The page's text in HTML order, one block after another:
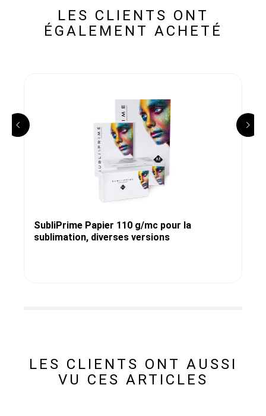
LES CLIENTS ONT
ÉGALEMENT ACHETÉ
SubliPrime Papier 110 g/mc pour la
sublimation, diverses versions
LES CLIENTS ONT AUSSI
VU CES ARTICLES